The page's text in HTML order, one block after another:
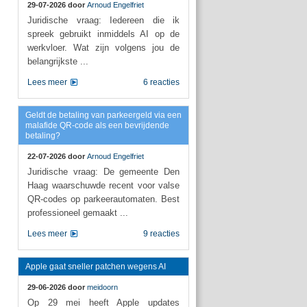
29-07-2026 door Arnoud Engelfriet
Juridische vraag: Iedereen die ik
spreek gebruikt inmiddels AI op de
werkvloer. Wat zijn volgens jou de
belangrijkste ...
6 reacties
Lees meer
Geldt de betaling van parkeergeld via een
malafide QR-code als een bevrijdende
betaling?
22-07-2026 door Arnoud Engelfriet
Juridische vraag: De gemeente Den
Haag waarschuwde recent voor valse
QR-codes op parkeerautomaten. Best
professioneel gemaakt ...
9 reacties
Lees meer
Apple gaat sneller patchen wegens AI
29-06-2026 door meidoorn
Op 29 mei heeft Apple updates